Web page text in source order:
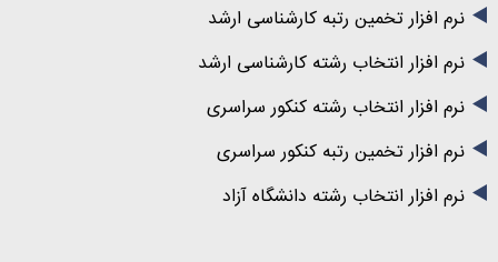
نرم افزار تخمین رتبه کارشناسی ارشد
نرم افزار انتخاب رشته کارشناسی ارشد
نرم افزار انتخاب رشته کنکور سراسری
نرم افزار تخمین رتبه کنکور سراسری
نرم افزار انتخاب رشته دانشگاه آزاد